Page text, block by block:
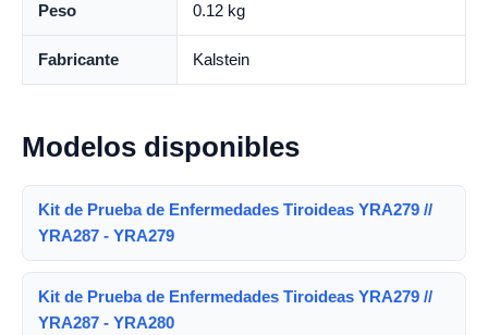
Peso 0.12 kg
Fabricante Kalstein
Modelos disponibles
Kit de Prueba de Enfermedades Tiroideas YRA279 //
YRA287 - YRA279
Kit de Prueba de Enfermedades Tiroideas YRA279 //
YRA287 - YRA280